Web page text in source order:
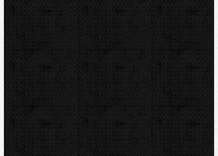
Svěráky a pracovní stoly
Pájení a hořáky
Svářečky plastů
Polyfuzní - trnové
Polyfuzní-nožové a deskové
Nástavce na trnové
Nástavce na nožové a deskové
Horkovzdušné